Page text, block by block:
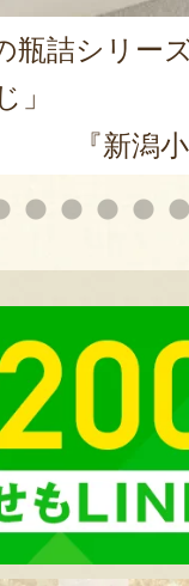
ルト ギフト
ヤスダヨー